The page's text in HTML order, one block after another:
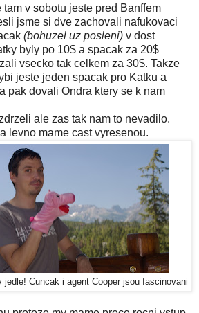
v sobotu jeste pred Banffem
jsme si dve zachovali nafukovaci
(bohuzel uz posleni) v dost
byly po 10$ a spacak za 20$
vsecko tak celkem za 30$. Takze
jeste jeden spacak pro Katku a
pak dovali Ondra ktery se k nam
ale zas tak nam to nevadilo.
levno mame cast vyresenou.
jedle! Cuncak i agent Cooper jsou fascinovani